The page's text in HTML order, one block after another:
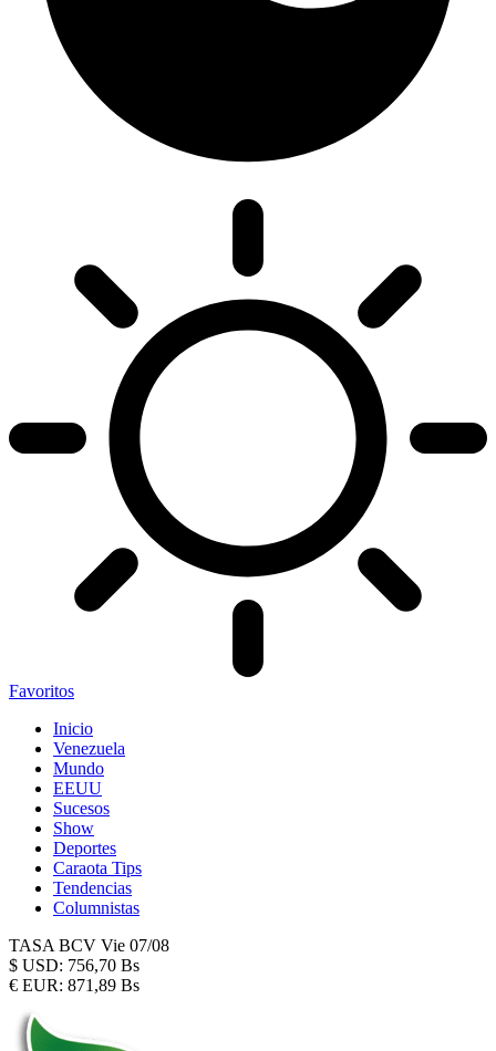
Favoritos
Inicio
Venezuela
Mundo
EEUU
Sucesos
Show
Deportes
Caraota Tips
Tendencias
Columnistas
TASA BCV Vie 07/08
$ USD: 756,70 Bs
€ EUR: 871,89 Bs